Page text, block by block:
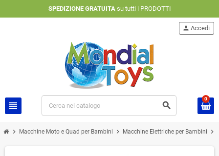
SPEDIZIONE GRATUITAsu tutti i PRODOTTI
view_headline search
person Accedi
0
chevron_right Macchine Moto e Quad per Bambini chevron_right Macchine Elettriche per Bambini chevron_right